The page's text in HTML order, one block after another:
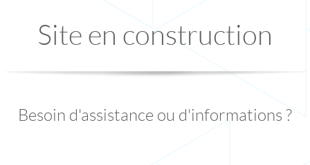
Site en construction
Besoin d'assistance ou d'informations ?